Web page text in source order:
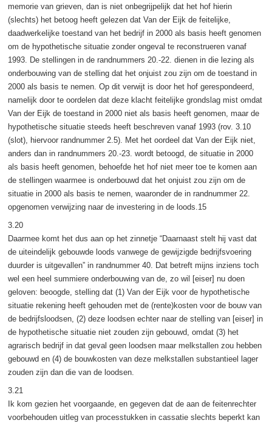
memorie van grieven, dan is niet onbegrijpelijk dat het hof hierin
(slechts) het betoog heeft gelezen dat Van der Eijk de feitelijke,
daadwerkelijke toestand van het bedrijf in 2000 als basis heeft genomen
om de hypothetische situatie zonder ongeval te reconstrueren vanaf
1993. De stellingen in de randnummers 20.-22. dienen in die lezing als
onderbouwing van de stelling dat het onjuist zou zijn om de toestand in
2000 als basis te nemen. Op dit verwijt is door het hof gerespondeerd,
namelijk door te oordelen dat deze klacht feitelijke grondslag mist omdat
Van der Eijk de toestand in 2000 niet als basis heeft genomen, maar de
hypothetische situatie steeds heeft beschreven vanaf 1993 (rov. 3.10
(slot), hiervoor randnummer 2.5). Met het oordeel dat Van der Eijk niet,
anders dan in randnummers 20.-23. wordt betoogd, de situatie in 2000
als basis heeft genomen, behoefde het hof niet meer toe te komen aan
de stellingen waarmee is onderbouwd dat het onjuist zou zijn om de
situatie in 2000 als basis te nemen, waaronder de in randnummer 22.
opgenomen verwijzing naar de investering in de loods.15
3.20
Daarmee komt het dus aan op het zinnetje “Daarnaast stelt hij vast dat
de uiteindelijk gebouwde loods vanwege de gewijzigde bedrijfsvoering
duurder is uitgevallen” in randnummer 40. Dat betreft mijns inziens toch
wel een heel summiere onderbouwing van de, zo wil [eiser] nu doen
geloven: beoogde, stelling dat (1) Van der Eijk voor de hypothetische
situatie rekening heeft gehouden met de (rente)kosten voor de bouw van
de bedrijfsloodsen, (2) deze loodsen echter naar de stelling van [eiser] in
de hypothetische situatie niet zouden zijn gebouwd, omdat (3) het
agrarisch bedrijf in dat geval geen loodsen maar melkstallen zou hebben
gebouwd en (4) de bouwkosten van deze melkstallen substantieel lager
zouden zijn dan die van de loodsen.
3.21
Ik kom gezien het voorgaande, en gegeven dat de aan de feitenrechter
voorbehouden uitleg van processtukken in cassatie slechts beperkt kan